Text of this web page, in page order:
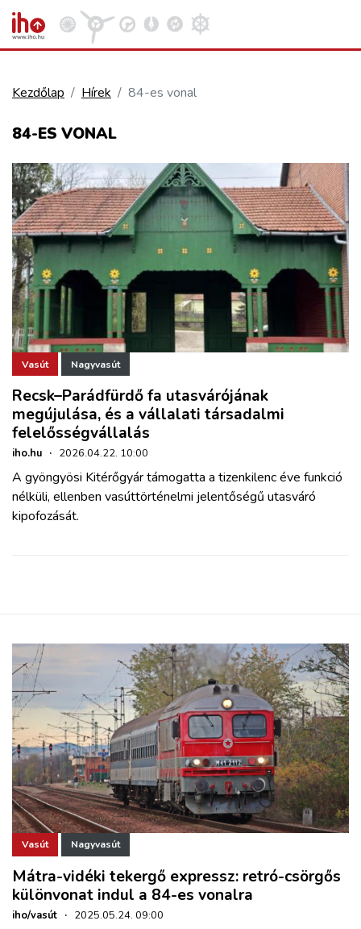
KÖZÚT
REPÜLÉS
KÖZLEKEDÉSFEJLESZTÉS
ELLÁTÁSI LÁNC
ZÖLDÚT
HAJÓZÁS
BLOG
ARCHÍVUM
REGISZTRÁCIÓ
Kezdőlap Hírek 84-es vonal
84-ES VONAL
Vasút Nagyvasút
Recsk–Parádfürdő fa utasvárójának
megújulása, és a vállalati társadalmi
felelősségvállalás
iho.hu · 2026.04.22. 10:00
A gyöngyösi Kitérőgyár támogatta a tizenkilenc éve funkció
nélküli, ellenben vasúttörténelmi jelentőségű utasváró
kipofozását.
Vasút Nagyvasút
Mátra-vidéki tekergő expressz: retró-csörgős
különvonat indul a 84-es vonalra
iho/vasút · 2025.05.24. 09:00